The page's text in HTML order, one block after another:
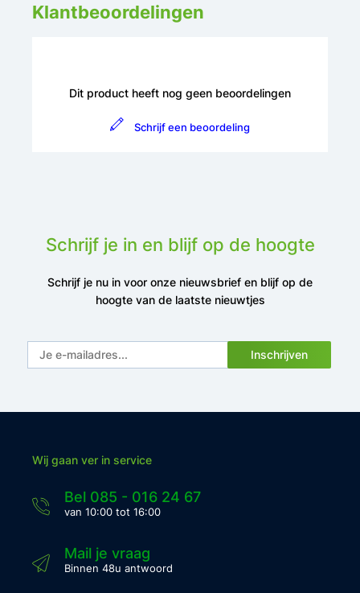
Klantbeoordelingen
Dit product heeft nog geen beoordelingen
Schrijf een beoordeling
Schrijf je in en blijf op de hoogte
Schrijf je nu in voor onze nieuwsbrief en blijf op de
hoogte van de laatste nieuwtjes
Inschrijven
Wij gaan ver in service
Bel 085 - 016 24 67
van 10:00 tot 16:00
Mail je vraag
Binnen 48u antwoord